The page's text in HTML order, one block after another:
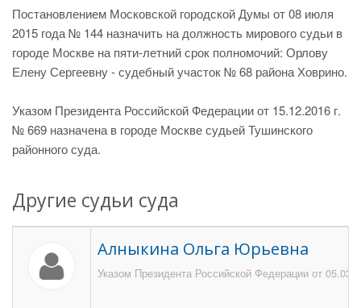
Постановлением Московской городской Думы от 08 июля
2015 года № 144 назначить на должность мирового судьи в
городе Москве на пяти-летний срок полномочий: Орлову
Елену Сергеевну - судебный участок № 68 района Ховрино.
Указом Президента Российской Федерации от 15.12.2016 г.
№ 669 назначена в городе Москве судьей Тушинского
районного суда.
Другие судьи суда
Алныкина Ольга Юрьевна
Указом Президента Российской Федерации от